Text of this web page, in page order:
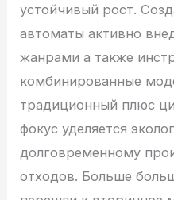
устойчивый рост.
автоматы активно
жанрами а также
комбинированные
традиционный плюс
фокус уделяется
долговременному
отходов. Больше